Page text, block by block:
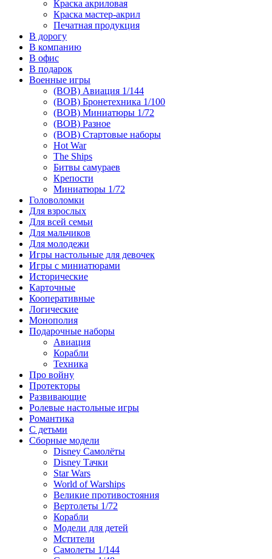
Краска акриловая
Краска мастер-акрил
Печатная продукция
В дорогу
В компанию
В офис
В подарок
Военные игры
(ВОВ) Авиация 1/144
(ВОВ) Бронетехника 1/100
(ВОВ) Миниатюры 1/72
(ВОВ) Разное
(ВОВ) Стартовые наборы
Hot War
The Ships
Битвы самураев
Крепости
Миниатюры 1/72
Головоломки
Для взрослых
Для всей семьи
Для мальчиков
Для молодежи
Игры настольные для девочек
Игры с миниатюрами
Исторические
Карточные
Кооперативные
Логические
Монополия
Подарочные наборы
Авиация
Корабли
Техника
Про войну
Протекторы
Развивающие
Ролевые настольные игры
Романтика
С детьми
Сборные модели
Disney Самолёты
Disney Тачки
Star Wars
World of Warships
Великие противостояния
Вертолеты 1/72
Корабли
Модели для детей
Мстители
Самолеты 1/144